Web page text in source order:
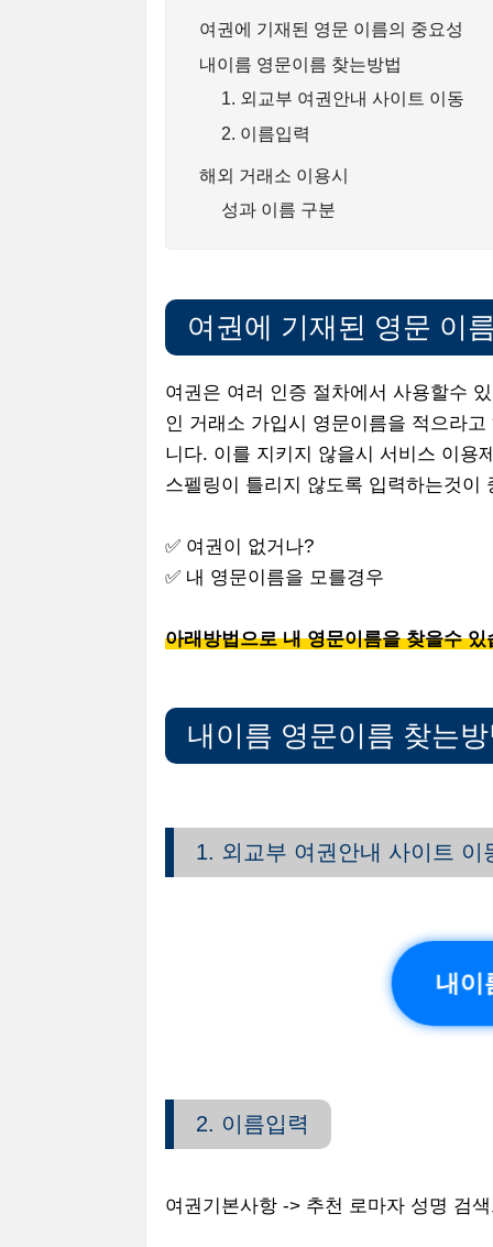
여권에 기재된 영문 이름의 중요성
내이름 영문이름 찾는방법
1. 외교부 여권안내 사이트 이동
2. 이름입력
해외 거래소 이용시
성과 이름 구분
여권에 기재된 영문 이
여권은 여러 인증 절차에서 사용할수
인 거래소 가입시 영문이름을 적으라
니다. 이를 지키지 않을시 서비스 이용
스펠링이 틀리지 않도록 입력하는것이
✅ 여권이 없거나?
✅ 내 영문이름을 모를경우
아래방법으로 내 영문이름을 찾을수 있
내이름 영문이름 찾는
1. 외교부 여권안내 사이트 이
내이
2. 이름입력
여권기본사항 -> 추천 로마자 성명 검